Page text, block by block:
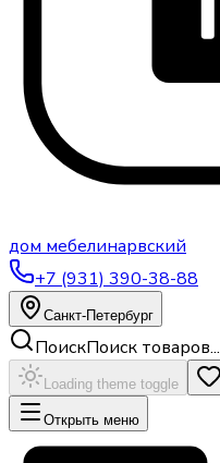
дом мебелинарвский
+7 (931) 390-38-88
Санкт-Петербург
ПоискПоиск товаров...
Loading theme toggle
Открыть меню